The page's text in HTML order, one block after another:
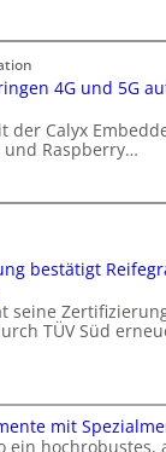
4G und 5G
der Calyx
und Raspberry…
bestätigt
seine
TÜV Süd
mit
ein hochrobustes,